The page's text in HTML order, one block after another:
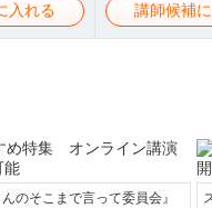
入れる 講師候補
んのそこまで言って委員会』